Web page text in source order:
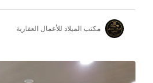
مكتب الميلاد للأعمال العقارية